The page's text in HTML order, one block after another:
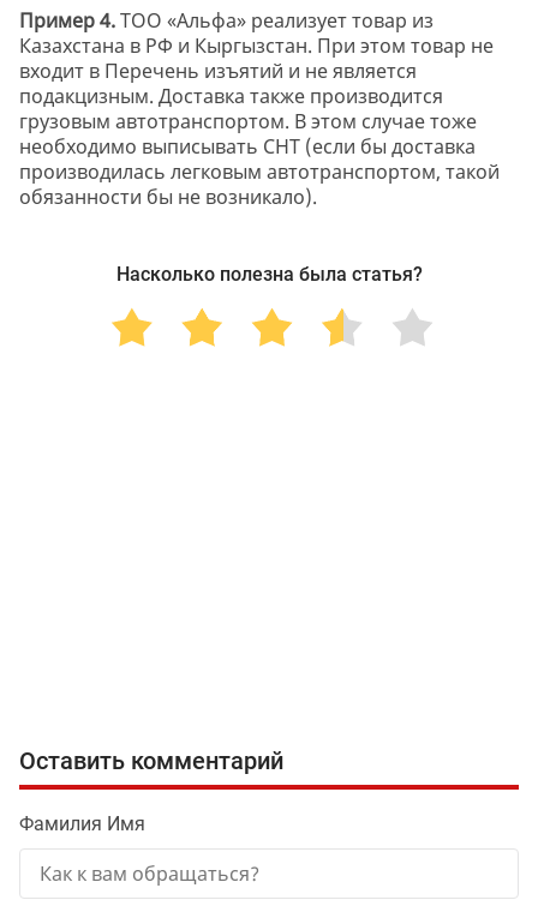
Пример 4.ТОО «Альфа» реализует товар из
Казахстана в РФ и Кыргызстан. При этом товар не
входит в Перечень изъятий и не является
подакцизным. Доставка также производится
грузовым автотранспортом. В этом случае тоже
необходимо выписывать СНТ (если бы доставка
производилась легковым автотранспортом, такой
обязанности бы не возникало).
Насколько полезна была статья?
Оставить комментарий
Фамилия Имя